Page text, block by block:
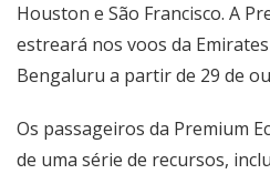
Houston e São Francisco. A
estreará nos voos da
Bengaluru a partir de 29 de
Os passageiros da Premium
de uma série de recursos,